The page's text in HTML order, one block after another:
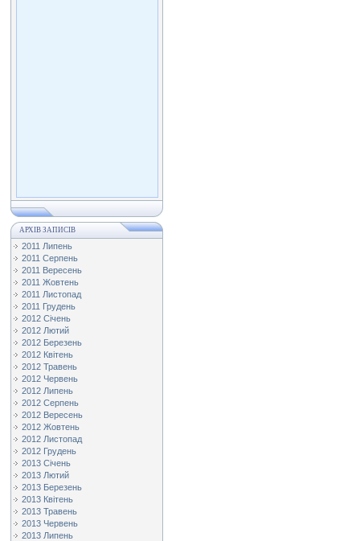
АРХІВ ЗАПИСІВ
2011 Липень
2011 Серпень
2011 Вересень
2011 Жовтень
2011 Листопад
2011 Грудень
2012 Січень
2012 Лютий
2012 Березень
2012 Квітень
2012 Травень
2012 Червень
2012 Липень
2012 Серпень
2012 Вересень
2012 Жовтень
2012 Листопад
2012 Грудень
2013 Січень
2013 Лютий
2013 Березень
2013 Квітень
2013 Травень
2013 Червень
2013 Липень